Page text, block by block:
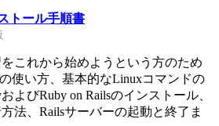
トール手順書
をこれから始めようという方のため
使い方、基本的なLinuxコマンドの
よびRuby on Railsのインストール、
法、Railsサーバーの起動と終了ま